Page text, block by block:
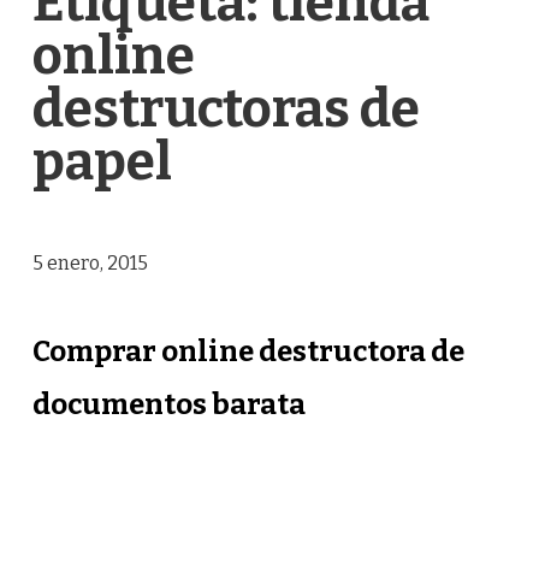
online
destructoras de
papel
5 enero, 2015
Comprar online destructora de
documentos barata